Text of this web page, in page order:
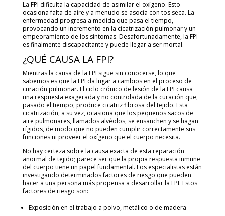
La FPI dificulta la capacidad de asimilar el oxígeno. Esto
ocasiona falta de aire y a menudo se asocia con tos seca. La
enfermedad progresa a medida que pasa el tiempo,
provocando un incremento en la cicatrización pulmonar y un
empeoramiento de los síntomas. Desafortunadamente, la FPI
es finalmente discapacitante y puede llegar a ser mortal.
¿QUÉ CAUSA LA FPI?
Mientras la causa de la FPI sigue sin conocerse, lo que
sabemos es que la FPI da lugar a cambios en el proceso de
curación pulmonar. El ciclo crónico de lesión de la FPI causa
una respuesta exagerada y no controlada de la curación que,
pasado el tiempo, produce cicatriz fibrosa del tejido. Esta
cicatrización, a su vez, ocasiona que los pequeños sacos de
aire pulmonares, llamados alvéolos, se ensanchen y se hagan
rígidos, de modo que no pueden cumplir correctamente sus
funciones ni proveer el oxígeno que el cuerpo necesita.
No hay certeza sobre la causa exacta de esta reparación
anormal de tejido; parece ser que la propia respuesta inmune
del cuerpo tiene un papel fundamental. Los especialistas están
investigando determinados factores de riesgo que pueden
hacer a una persona más propensa a desarrollar la FPI. Estos
factores de riesgo son:
Exposición en el trabajo a polvo, metálico o de madera